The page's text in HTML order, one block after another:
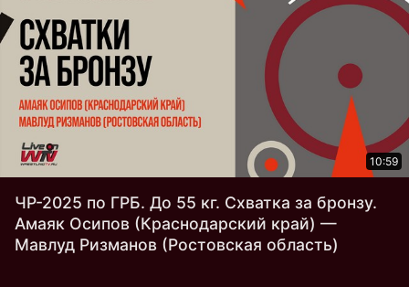
10:59
ЧР-2025 по ГРБ. До 55 кг. Схватка за бронзу.
Амаяк Осипов (Краснодарский край) —
Мавлуд Ризманов (Ростовская область)